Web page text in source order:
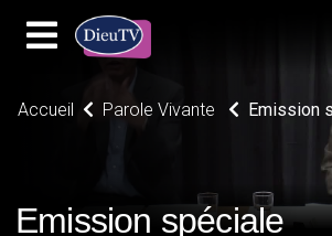
Accueil Parole Vivante Emission
Emission spéciale